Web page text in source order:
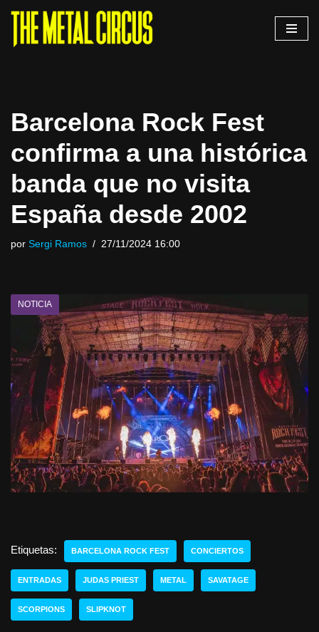
Saltar
Barcelona Rock Fest
confirma a una histórica
banda que no visita
España desde 2002
por Sergi Ramos 27/11/2024 16:00
NOTICIA
Etiquetas: BARCELONA ROCK FEST CONCIERTOS
ENTRADAS JUDAS PRIEST METAL SAVATAGE
SCORPIONS SLIPKNOT